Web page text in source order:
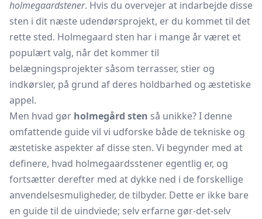
holmegaardstener. Hvis du overvejer at indarbejde disse
sten i dit næste udendørsprojekt, er du kommet til det
rette sted. Holmegaard sten har i mange år været et
populært valg, når det kommer til
belægningsprojekter såsom terrasser, stier og
indkørsler, på grund af deres holdbarhed og æstetiske
appel.
Men hvad gør holmegård sten så unikke? I denne
omfattende guide vil vi udforske både de tekniske og
æstetiske aspekter af disse sten. Vi begynder med at
definere, hvad holmegaardsstener egentlig er, og
fortsætter derefter med at dykke ned i de forskellige
anvendelsesmuligheder, de tilbyder. Dette er ikke bare
en guide til de uindviede; selv erfarne gør-det-selv